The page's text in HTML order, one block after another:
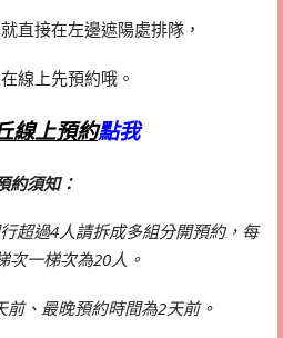
直接在左邊遮陽處排隊，
線上先預約哦。
線上預約點我
約須知：
超過4人請拆成多組分開預約，每
次一梯次為20人。
、最晚預約時間為2天前。